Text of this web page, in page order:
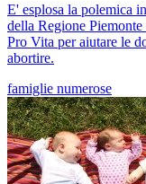
E' esplosa la polemica
della Regione
Pro Vita per aiutare le
abortire.
famiglie numerose